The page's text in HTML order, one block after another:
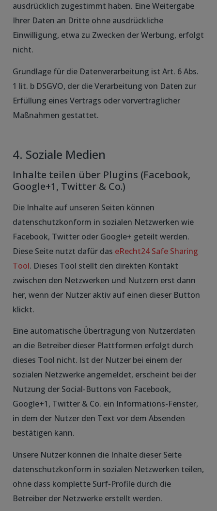
ausdrücklich zugestimmt haben. Eine Weitergabe
Ihrer Daten an Dritte ohne ausdrückliche
Einwilligung, etwa zu Zwecken der Werbung, erfolgt
nicht.
Grundlage für die Datenverarbeitung ist Art. 6 Abs.
1 lit. b DSGVO, der die Verarbeitung von Daten zur
Erfüllung eines Vertrags oder vorvertraglicher
Maßnahmen gestattet.
4. Soziale Medien
Inhalte teilen über Plugins (Facebook,
Google+1, Twitter & Co.)
Die Inhalte auf unseren Seiten können
datenschutzkonform in sozialen Netzwerken wie
Facebook, Twitter oder Google+ geteilt werden.
Diese Seite nutzt dafür das eRecht24 Safe Sharing
Tool. Dieses Tool stellt den direkten Kontakt
zwischen den Netzwerken und Nutzern erst dann
her, wenn der Nutzer aktiv auf einen dieser Button
klickt.
Eine automatische Übertragung von Nutzerdaten
an die Betreiber dieser Plattformen erfolgt durch
dieses Tool nicht. Ist der Nutzer bei einem der
sozialen Netzwerke angemeldet, erscheint bei der
Nutzung der Social-Buttons von Facebook,
Google+1, Twitter & Co. ein Informations-Fenster,
in dem der Nutzer den Text vor dem Absenden
bestätigen kann.
Unsere Nutzer können die Inhalte dieser Seite
datenschutzkonform in sozialen Netzwerken teilen,
ohne dass komplette Surf-Profile durch die
Betreiber der Netzwerke erstellt werden.